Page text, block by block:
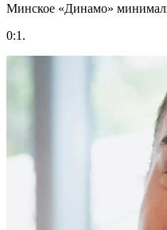
Минское «Динамо»
0:1.